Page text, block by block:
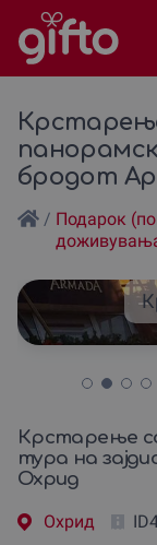
Крстарење
бродот
/ Подарок
Крстарење
тура на
Охрид
Охрид